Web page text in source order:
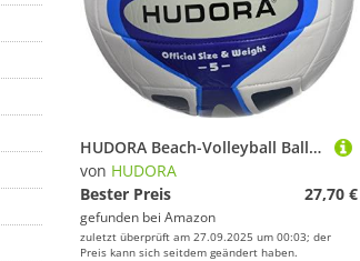
HUDORA Beach-Volleyball Ball Hero 2.0, Gr. 5 - 76523/01
von HUDORA
Bester Preis
27,70 €
gefunden bei Amazon
zuletzt überprüft am 27.09.2025 um 00:03; der
Preis kann sich seitdem geändert haben.